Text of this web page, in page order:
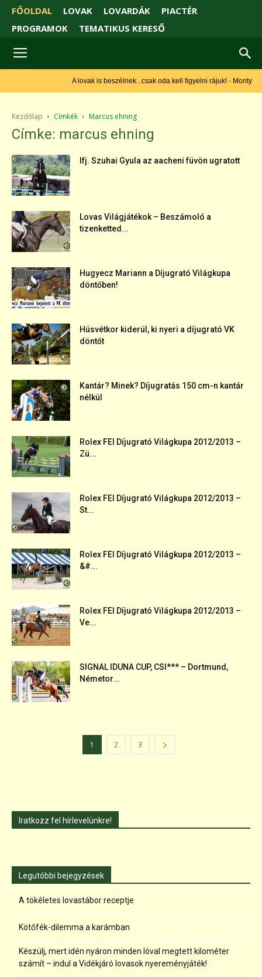
FŐOLDAL LOVAK LOVARDÁK
PIACTÉR
PROGRAMOK
TEMATIKUS KERESŐ
A lovak is beszélnek...csak oda kell figyelni rájuk! - Monty Roberts
Kezdőlap Címkék Marcus ehning
Címke: marcus ehning
Ifj. Szuhai Gyula az aacheni füvön ugratott
Lovas Világjátékok – Beszámoló a
tizenketted...
Hugyecz Mariann a Díjugrató Világkupa
döntőben!
Húsvétkor kiderül, ki nyeri a díjugrató VK
döntőt
Kantár? Minek? Díjugratás 150 cm-n kantár
nélkül
Rolex FEI Díjugrató Világkupa 2012/2013 –
Zü...
Rolex FEI Díjugrató Világkupa 2012/2013 –
St...
Rolex FEI Díjugrató Világkupa 2012/2013 –
&#...
Rolex FEI Díjugrató Világkupa 2012/2013 –
Ve...
SIGNAL IDUNA CUP, CSI*** – Dortmund,
Németor...
1 2 3
Iratkozz fel hírlevelünkre!
Legutóbbi bejegyzések
A tökéletes lovastábor receptje
Kötőfék-dilemma a karámban
Készülj, mert idén nyáron minden lóval megtett kilométer
számít – indul a Vidékjáró lovasok nyereményjáték!